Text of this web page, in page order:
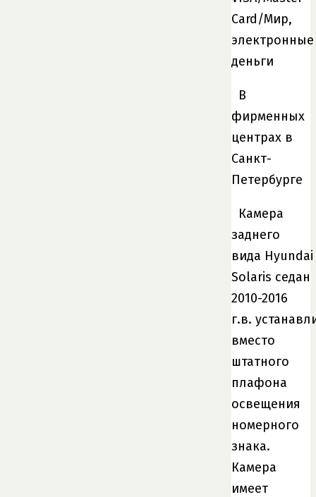
Card/Мир,
электронные
деньги
В
фирменных
центрах в
Санкт-
Петербурге
Камера
заднего
вида Hyundai
Solaris седан
2010-2016
г.в.
вместо
штатного
плафона
освещения
номерного
знака.
Камера
имеет